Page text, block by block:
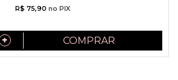
R$ 75,90 no PIX
COMPRAR